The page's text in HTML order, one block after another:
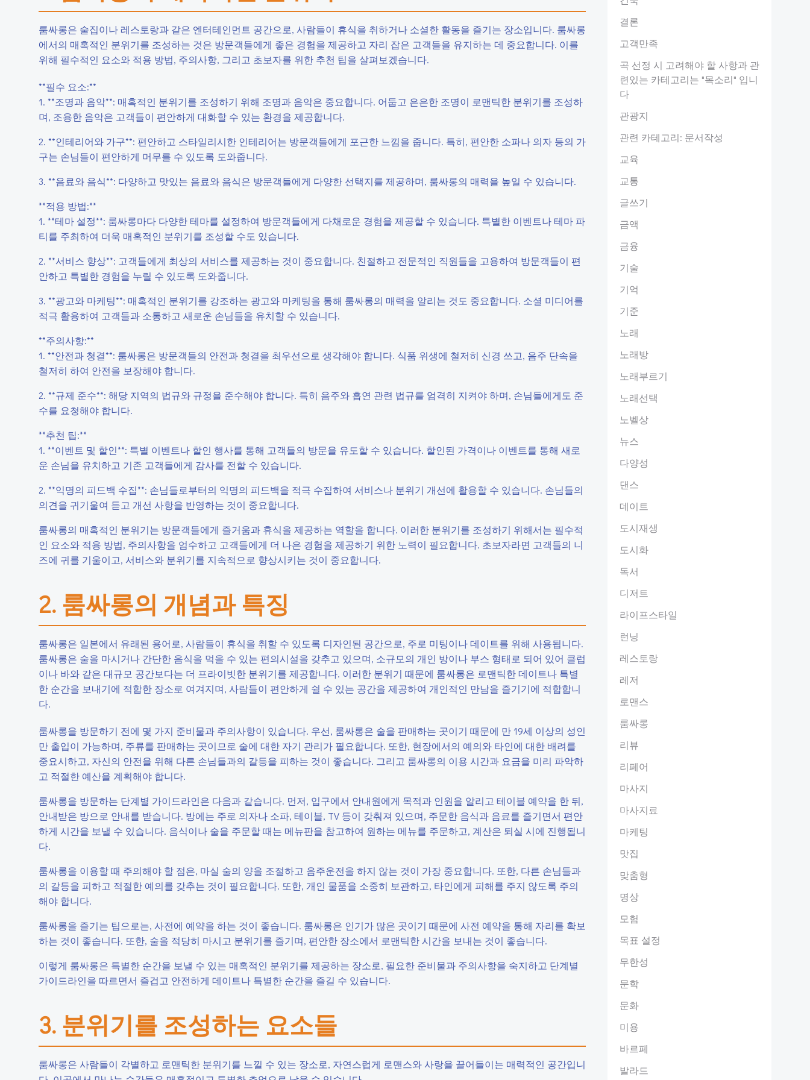
룸싸롱은 술집이나 레스토랑과 같은 엔터테인먼트 공간으로, 사람들이 휴식을 취하거나 소셜한 활동을 즐기는 장소입니다. 룸싸롱
에서의 매혹적인 분위기를 조성하는 것은 방문객들에게 좋은 경험을 제공하고 자리 잡은 고객들을 유지하는 데 중요합니다. 이를
위해 필수적인 요소와 적용 방법, 주의사항, 그리고 초보자를 위한 추천 팁을 살펴보겠습니다.
**필수 요소:**
1. **조명과 음악**: 매혹적인 분위기를 조성하기 위해 조명과 음악은 중요합니다. 어둡고 은은한 조명이 로맨틱한 분위기를 조성하
며, 조용한 음악은 고객들이 편안하게 대화할 수 있는 환경을 제공합니다.
2. **인테리어와 가구**: 편안하고 스타일리시한 인테리어는 방문객들에게 포근한 느낌을 줍니다. 특히, 편안한 소파나 의자 등의 가
구는 손님들이 편안하게 머무를 수 있도록 도와줍니다.
3. **음료와 음식**: 다양하고 맛있는 음료와 음식은 방문객들에게 다양한 선택지를 제공하며, 룸싸롱의 매력을 높일 수 있습니다.
**적용 방법:**
1. **테마 설정**: 룸싸롱마다 다양한 테마를 설정하여 방문객들에게 다채로운 경험을 제공할 수 있습니다. 특별한 이벤트나 테마 파
티를 주최하여 더욱 매혹적인 분위기를 조성할 수도 있습니다.
2. **서비스 향상**: 고객들에게 최상의 서비스를 제공하는 것이 중요합니다. 친절하고 전문적인 직원들을 고용하여 방문객들이 편
안하고 특별한 경험을 누릴 수 있도록 도와줍니다.
3. **광고와 마케팅**: 매혹적인 분위기를 강조하는 광고와 마케팅을 통해 룸싸롱의 매력을 알리는 것도 중요합니다. 소셜 미디어를
적극 활용하여 고객들과 소통하고 새로운 손님들을 유치할 수 있습니다.
**주의사항:**
1. **안전과 청결**: 룸싸롱은 방문객들의 안전과 청결을 최우선으로 생각해야 합니다. 식품 위생에 철저히 신경 쓰고, 음주 단속을
철저히 하여 안전을 보장해야 합니다.
2. **규제 준수**: 해당 지역의 법규와 규정을 준수해야 합니다. 특히 음주와 흡연 관련 법규를 엄격히 지켜야 하며, 손님들에게도 준
수를 요청해야 합니다.
**추천 팁:**
1. **이벤트 및 할인**: 특별 이벤트나 할인 행사를 통해 고객들의 방문을 유도할 수 있습니다. 할인된 가격이나 이벤트를 통해 새로
운 손님을 유치하고 기존 고객들에게 감사를 전할 수 있습니다.
2. **익명의 피드백 수집**: 손님들로부터의 익명의 피드백을 적극 수집하여 서비스나 분위기 개선에 활용할 수 있습니다. 손님들의
의견을 귀기울여 듣고 개선 사항을 반영하는 것이 중요합니다.
룸싸롱의 매혹적인 분위기는 방문객들에게 즐거움과 휴식을 제공하는 역할을 합니다. 이러한 분위기를 조성하기 위해서는 필수적
인 요소와 적용 방법, 주의사항을 엄수하고 고객들에게 더 나은 경험을 제공하기 위한 노력이 필요합니다. 초보자라면 고객들의 니
즈에 귀를 기울이고, 서비스와 분위기를 지속적으로 향상시키는 것이 중요합니다.
2. 룸싸롱의 개념과 특징
룸싸롱은 일본에서 유래된 용어로, 사람들이 휴식을 취할 수 있도록 디자인된 공간으로, 주로 미팅이나 데이트를 위해 사용됩니다.
룸싸롱은 술을 마시거나 간단한 음식을 먹을 수 있는 편의시설을 갖추고 있으며, 소규모의 개인 방이나 부스 형태로 되어 있어 클럽
이나 바와 같은 대규모 공간보다는 더 프라이빗한 분위기를 제공합니다. 이러한 분위기 때문에 룸싸롱은 로맨틱한 데이트나 특별
한 순간을 보내기에 적합한 장소로 여겨지며, 사람들이 편안하게 쉴 수 있는 공간을 제공하여 개인적인 만남을 즐기기에 적합합니
다.
룸싸롱을 방문하기 전에 몇 가지 준비물과 주의사항이 있습니다. 우선, 룸싸롱은 술을 판매하는 곳이기 때문에 만 19세 이상의 성인
만 출입이 가능하며, 주류를 판매하는 곳이므로 술에 대한 자기 관리가 필요합니다. 또한, 현장에서의 예의와 타인에 대한 배려를
중요시하고, 자신의 안전을 위해 다른 손님들과의 갈등을 피하는 것이 좋습니다. 그리고 룸싸롱의 이용 시간과 요금을 미리 파악하
고 적절한 예산을 계획해야 합니다.
룸싸롱을 방문하는 단계별 가이드라인은 다음과 같습니다. 먼저, 입구에서 안내원에게 목적과 인원을 알리고 테이블 예약을 한 뒤,
안내받은 방으로 안내를 받습니다. 방에는 주로 의자나 소파, 테이블, TV 등이 갖춰져 있으며, 주문한 음식과 음료를 즐기면서 편안
하게 시간을 보낼 수 있습니다. 음식이나 술을 주문할 때는 메뉴판을 참고하여 원하는 메뉴를 주문하고, 계산은 퇴실 시에 진행됩니
다.
룸싸롱을 이용할 때 주의해야 할 점은, 마실 술의 양을 조절하고 음주운전을 하지 않는 것이 가장 중요합니다. 또한, 다른 손님들과
의 갈등을 피하고 적절한 예의를 갖추는 것이 필요합니다. 또한, 개인 물품을 소중히 보관하고, 타인에게 피해를 주지 않도록 주의
해야 합니다.
룸싸롱을 즐기는 팁으로는, 사전에 예약을 하는 것이 좋습니다. 룸싸롱은 인기가 많은 곳이기 때문에 사전 예약을 통해 자리를 확보
하는 것이 좋습니다. 또한, 술을 적당히 마시고 분위기를 즐기며, 편안한 장소에서 로맨틱한 시간을 보내는 것이 좋습니다.
이렇게 룸싸롱은 특별한 순간을 보낼 수 있는 매혹적인 분위기를 제공하는 장소로, 필요한 준비물과 주의사항을 숙지하고 단계별
가이드라인을 따르면서 즐겁고 안전하게 데이트나 특별한 순간을 즐길 수 있습니다.
3. 분위기를 조성하는 요소들
룸싸롱은 사람들이 각별하고 로맨틱한 분위기를 느낄 수 있는 장소로, 자연스럽게 로맨스와 사랑을 끌어들이는 매력적인 공간입니
결론
고객만족
곡 선정 시 고려해야 할 사항과 관
련있는 카테고리는 "목소리" 입니
다
관광지
관련 카테고리: 문서작성
교육
교통
글쓰기
금액
금융
기술
기억
기준
노래
노래방
노래부르기
노래선택
노벨상
뉴스
다양성
댄스
데이트
도시재생
도시화
독서
디저트
라이프스타일
런닝
레스토랑
레저
로맨스
룸싸롱
리뷰
리페어
마사지
마사지료
마케팅
맛집
맞춤형
명상
모험
목표 설정
무한성
문학
문화
미용
바르페
발라드